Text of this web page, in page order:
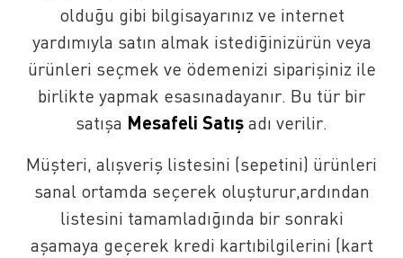
olduğu gibi bilgisayarınız ve internet
yardımıyla satın almak istediğinizürün veya
ürünleri seçmek ve ödemenizi siparişiniz ile
birlikte yapmak esasınadayanır. Bu tür bir
satışa ​ Mesafeli Satış​ adı verilir.
Müşteri, alışveriş listesini (sepetini) ürünleri
sanal ortamda seçerek oluşturur,ardından
listesini tamamladığında bir sonraki
aşamaya geçerek kredi kartıbilgilerini (kart